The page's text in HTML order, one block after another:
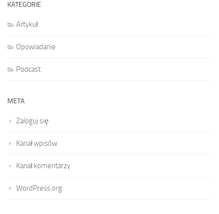
KATEGORIE
Artykuł
Opowiadanie
Podcast
META
Zaloguj się
Kanał wpisów
Kanał komentarzy
WordPress.org